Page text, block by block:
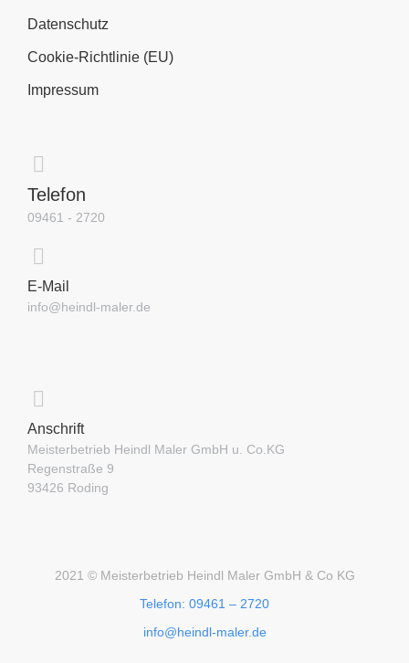
Datenschutz
Cookie-Richtlinie (EU)
Impressum
Telefon
09461 - 2720
E-Mail
info@heindl-maler.de
Anschrift
Meisterbetrieb Heindl Maler GmbH u. Co.KG
Regenstraße 9
93426 Roding
2021 © Meisterbetrieb Heindl Maler GmbH & Co KG
Telefon: 09461 – 2720
info@heindl-maler.de